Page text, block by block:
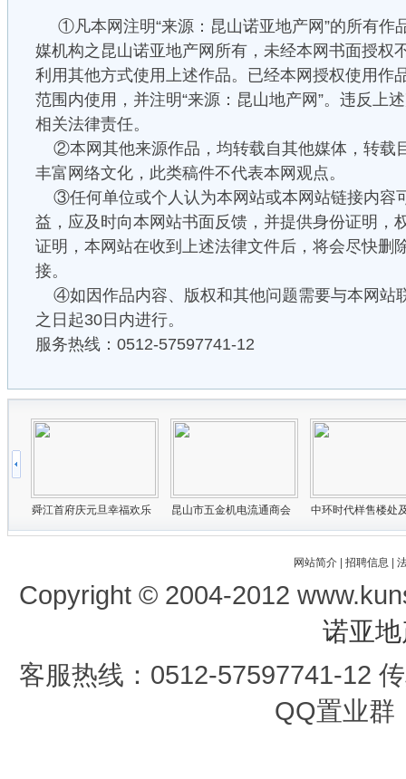
①凡本网注明“来源：昆山诺亚地产网”的所有作
媒机构之昆山诺亚地产网所有，未经本网书面授权
利用其他方式使用上述作品。已经本网授权使用作
范围内使用，并注明“来源：昆山地产网”。违反上
相关法律责任。
②本网其他来源作品，均转载自其他媒体，转载
丰富网络文化，此类稿件不代表本网观点。
③任何单位或个人认为本网站或本网站链接内容
益，应及时向本网站书面反馈，并提供身份证明，
证明，本网站在收到上述法律文件后，将会尽快删
接。
④如因作品内容、版权和其他问题需要与本网站
之日起30日内进行。
服务热线：0512-57597741-12
网站简介| 招聘信息
Copyright © 2004-2012
诺亚
客服热线：0512-57597741-12
QQ置业